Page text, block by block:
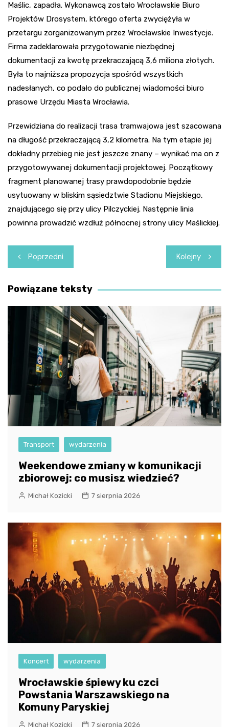
Maślic, zapadła. Wykonawcą zostało Wrocławskie Biuro
Projektów Drosystem, którego oferta zwyciężyła w
przetargu zorganizowanym przez Wrocławskie Inwestycje.
Firma zadeklarowała przygotowanie niezbędnej
dokumentacji za kwotę przekraczającą 3,6 miliona złotych.
Była to najniższa propozycja spośród wszystkich
nadesłanych, co podało do publicznej wiadomości biuro
prasowe Urzędu Miasta Wrocławia.
Przewidziana do realizacji trasa tramwajowa jest szacowana
na długość przekraczającą 3,2 kilometra. Na tym etapie jej
dokładny przebieg nie jest jeszcze znany – wynikać ma on z
przygotowywanej dokumentacji projektowej. Początkowy
fragment planowanej trasy prawdopodobnie będzie
usytuowany w bliskim sąsiedztwie Stadionu Miejskiego,
znajdującego się przy ulicy Pilczyckiej. Następnie linia
powinna prowadzić wzdłuż północnej strony ulicy Maślickiej.
Nawigacja
wpisu
Poprzedni Kolejny
Powiązane teksty
Transport wydarzenia
Weekendowe zmiany w komunikacji
zbiorowej: co musisz wiedzieć?
Michał Kozicki 7 sierpnia 2026
Koncert wydarzenia
Wrocławskie śpiewy ku czci
Powstania Warszawskiego na
Komuny Paryskiej
Michał Kozicki 7 sierpnia 2026